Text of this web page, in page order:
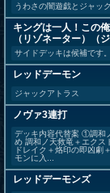
うわさの闇遊戯とジャッ
キングは一人！この
（リゾネーター）（
サイドデッキは候補です
レッドデーモン
ジャックアトラス
ノヴァ3連打
デッキ内容代替案 ①調和
め 調和ノ天救竜＋エクス
ドレイク＋烙印の即凶劇
モンに入...
レッドデーモンズ